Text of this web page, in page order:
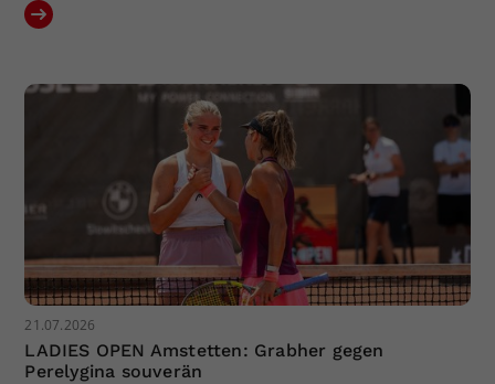
21.07.2026
LADIES OPEN Amstetten: Grabher gegen
Perelygina souverän